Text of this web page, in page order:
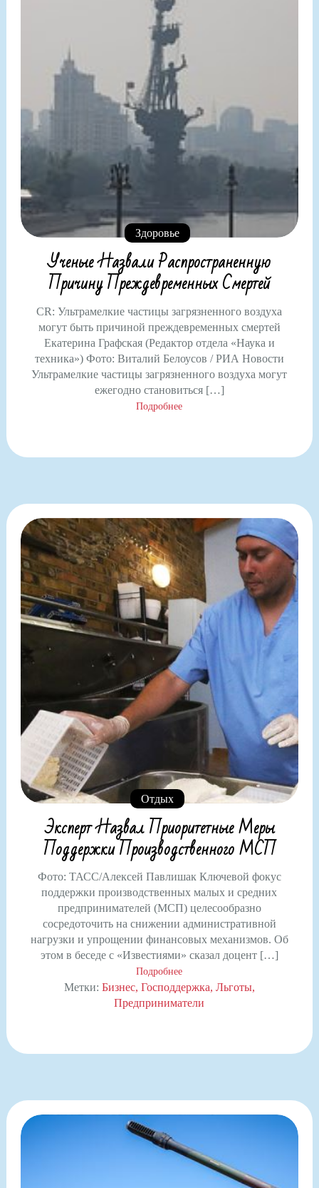
Здоровье
Ученые Назвали Распространенную
Причину Преждевременных Смертей
CR: Ультрамелкие частицы загрязненного воздуха
могут быть причиной преждевременных смертей
Екатерина Графская (Редактор отдела «Наука и
техника») Фото: Виталий Белоусов / РИА Новости
Ультрамелкие частицы загрязненного воздуха могут
ежегодно становиться […]
Подробнее
Отдых
Эксперт Назвал Приоритетные Меры
Поддержки Производственного МСП
Фото: ТАСС/Алексей Павлишак Ключевой фокус
поддержки производственных малых и средних
предпринимателей (МСП) целесообразно
сосредоточить на снижении административной
нагрузки и упрощении финансовых механизмов. Об
этом в беседе с «Известиями» сказал доцент […]
Подробнее
Метки: Бизнес Господдержка Льготы
Предприниматели